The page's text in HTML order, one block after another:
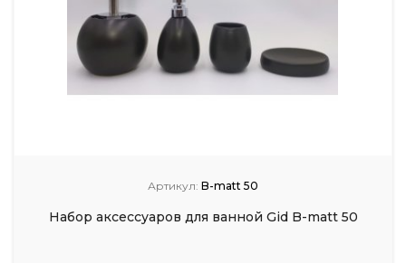
Артикул: B-matt 50
Набор аксессуаров для ванной Gid B-matt 50